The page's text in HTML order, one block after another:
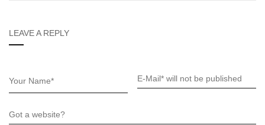
LEAVE A REPLY